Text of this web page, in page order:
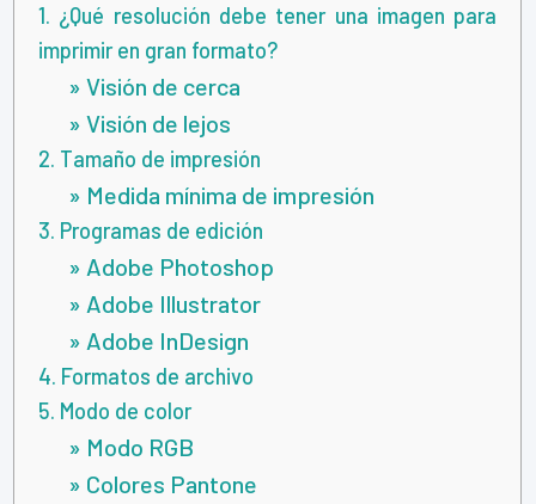
1. ¿Qué resolución debe tener una imagen para
imprimir en gran formato?
» Visión de cerca
» Visión de lejos
2. Tamaño de impresión
» Medida mínima de impresión
3. Programas de edición
» Adobe Photoshop
» Adobe Illustrator
» Adobe InDesign
4. Formatos de archivo
5. Modo de color
» Modo RGB
» Colores Pantone